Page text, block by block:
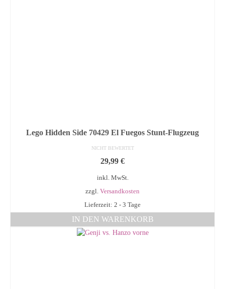
Lego Hidden Side 70429 El Fuegos Stunt-Flugzeug
NICHT BEWERTET
29,99 €
inkl. MwSt.
zzgl. Versandkosten
Lieferzeit: 2 - 3 Tage
IN DEN WARENKORB